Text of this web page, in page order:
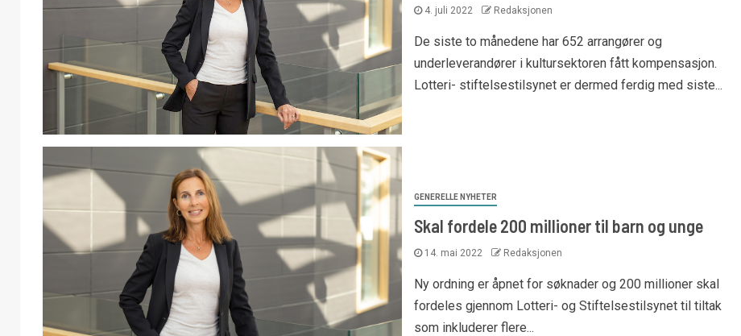
4. juli 2022 Redaksjonen
De siste to månedene har 652 arrangører og
underleverandører i kultursektoren fått kompensasjon.
Lotteri- stiftelsestilsynet er dermed ferdig med siste...
GENERELLE NYHETER
Skal fordele 200 millioner til barn og unge
14. mai 2022 Redaksjonen
Ny ordning er åpnet for søknader og 200 millioner skal
fordeles gjennom Lotteri- og Stiftelsestilsynet til tiltak
som inkluderer flere...